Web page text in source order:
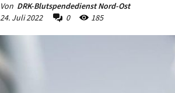
Von DRK-Blutspendedienst Nord-Ost
24. Juli 2022
0 185